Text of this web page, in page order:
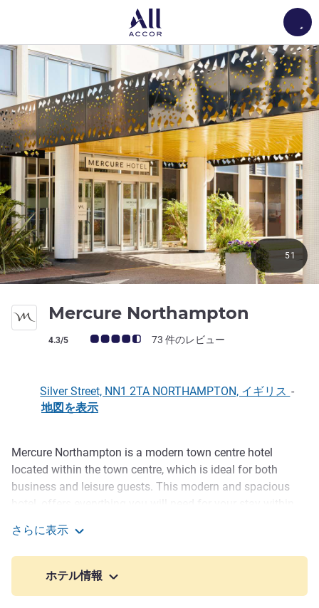
Mercure Northampton
お客さまの声 (確認済みレビュー アコーホテルズ)
4.3/5 73 件のレビュー
51
Silver Street, NN1 2TA NORTHAMPTON, イギリス -
地図を表示
説明
Mercure Northampton is a modern town centre hotel
located within the town centre, which is ideal for both
business and leisure guests. This modern and spacious
the local area. All our fully refurbished 146 modern hotel
rooms have climate control and free WIFI working desk .
Choose between a Classic or Privilege room. Enjoy our
onside Bar and Restaurant offering breakfast and dinner or
さらに表示
ホテル情報